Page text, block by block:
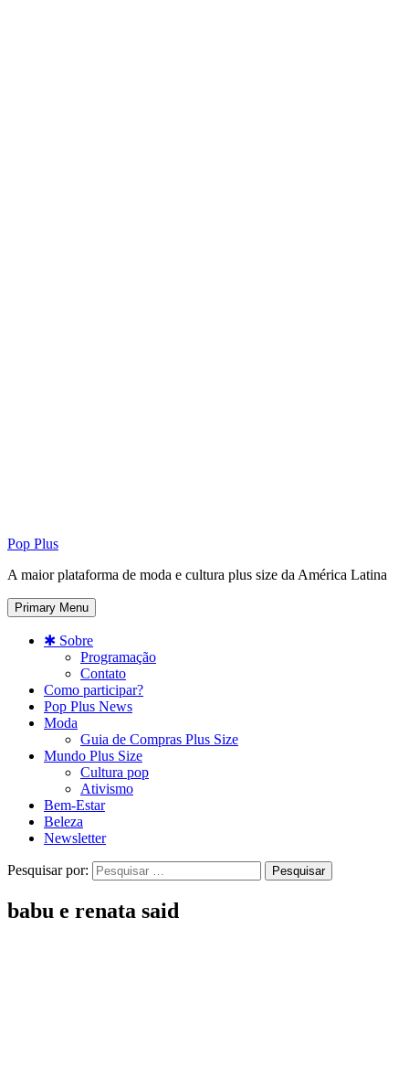
Pop Plus
A maior plataforma de moda e cultura plus size da América Latina
Primary Menu
✱ Sobre
Programação
Contato
Como participar?
Pop Plus News
Moda
Guia de Compras Plus Size
Mundo Plus Size
Cultura pop
Ativismo
Bem-Estar
Beleza
Newsletter
Pesquisar por:
babu e renata said